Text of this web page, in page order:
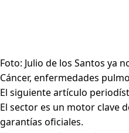
Foto: Julio de los Santos ya
Cáncer, enfermedades
El siguiente artículo
El sector es un motor clave
garantías oficiales.